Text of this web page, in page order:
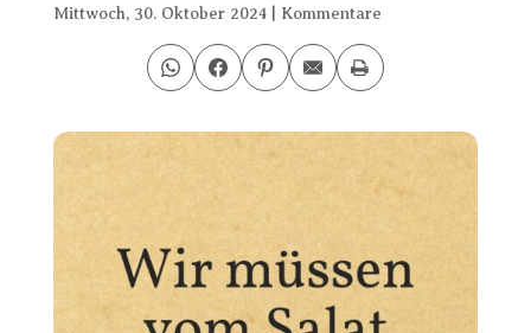
Mittwoch, 30. Oktober 2024| Kommentare